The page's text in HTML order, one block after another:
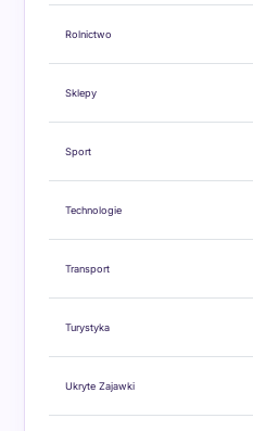
Rolnictwo
Sklepy
Sport
Technologie
Transport
Turystyka
Ukryte Zajawki